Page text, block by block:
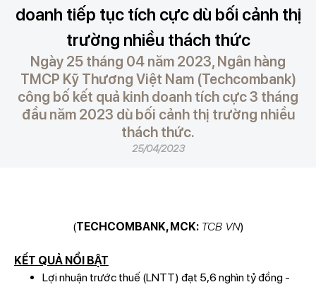
doanh tiếp tục tích cực dù bối cảnh thị
trường nhiều thách thức
Ngày 25 tháng 04 năm 2023, Ngân hàng
TMCP Kỹ Thương Việt Nam (Techcombank)
công bố kết quả kinh doanh tích cực 3 tháng
đầu năm 2023 dù bối cảnh thị trường nhiều
thách thức.
25/04/2023
(TECHCOMBANK, MCK: TCB VN)
KẾT QUẢ NỔI BẬT
Lợi nhuận trước thuế (LNTT) đạt 5,6 nghìn tỷ đồng -